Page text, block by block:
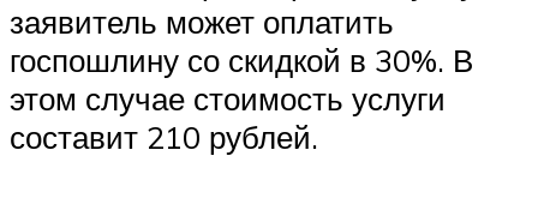
заявитель может оплатить
госпошлину со скидкой в 30%. В
этом случае стоимость услуги
составит 210 рублей.